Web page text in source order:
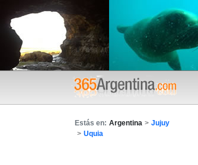
Estás en: Argentina > Jujuy
> Uquia